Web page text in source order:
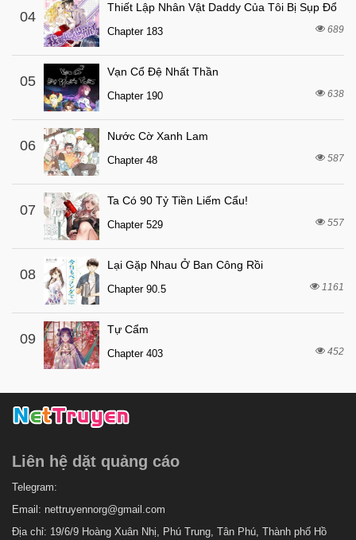
Chapter 53 4 tuần trước
Chapter 52
Chapter 51 4 tuần trước
Chapter 50
Chapter 49 4 tuần trước
Chapter 48
Chapter 47
Chapter 46 4 tuần trước
Chapter 45
Chapter 44 4 tuần trước
Chapter 43
Chapter 42
Chapter 41
Chapter 40
Chapter 38
Chapter 36 4 tuần trước
Chapter 35
Chapter 34
04
Thiết Lập Nhân Vật Daddy Của Tôi Bị Sụp Đổ
Chapter 183 689
05
Vạn Cổ Đệ Nhất Thần
Chapter 190 638
06
Nước Cờ Xanh Lam
Chapter 48 587
07
Ta Có 90 Tỷ Tiền Liếm Cẩu!
Chapter 529 557
08
Lại Gặp Nhau Ở Ban Công Rồi
Chapter 90.5 1161
09
Tự Cẩm
Chapter 403 452
Liên hệ dặt quảng cáo
Telegram:
Email: nettruyennorg@gmail.com
Địa chỉ: 19/6/9 Hoàng Xuân Nhị, Phú Trung, Tân Phú, Thành phố Hồ